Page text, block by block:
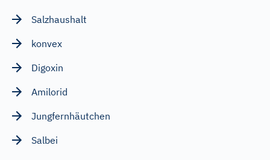
Salzhaushalt
konvex
Digoxin
Amilorid
Jungfernhäutchen
Salbei